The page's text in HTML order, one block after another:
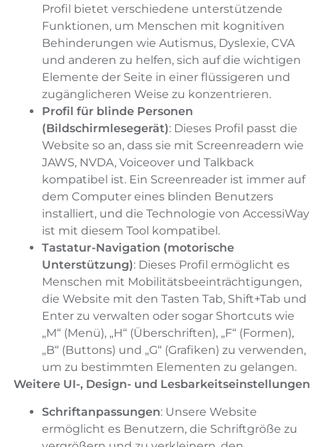
Profil bietet verschiedene unterstützende
Funktionen, um Menschen mit kognitiven
Behinderungen wie Autismus, Dyslexie, CVA
und anderen zu helfen, sich auf die wichtigen
Elemente der Seite in einer flüssigeren und
zugänglicheren Weise zu konzentrieren.
Profil für blinde Personen
(Bildschirmlesegerät): Dieses Profil passt die
Website so an, dass sie mit Screenreadern wie
JAWS, NVDA, Voiceover und Talkback
kompatibel ist. Ein Screenreader ist immer auf
dem Computer eines blinden Benutzers
installiert, und die Technologie von AccessiWay
ist mit diesem Tool kompatibel.
Tastatur-Navigation (motorische
Unterstützung): Dieses Profil ermöglicht es
Menschen mit Mobilitätsbeeinträchtigungen,
die Website mit den Tasten Tab, Shift+Tab und
Enter zu verwalten oder sogar Shortcuts wie
„M“ (Menü), „H“ (Überschriften), „F“ (Formen),
„B“ (Buttons) und „G“ (Grafiken) zu verwenden,
um zu bestimmten Elementen zu gelangen.
Weitere UI-, Design- und Lesbarkeitseinstellungen
Schriftanpassungen: Unsere Website
ermöglicht es Benutzern, die Schriftgröße zu